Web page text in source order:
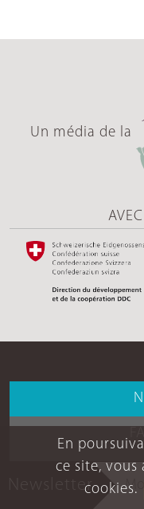
En
ce site,
cookies.
Un média de la
QUI
Newsletter